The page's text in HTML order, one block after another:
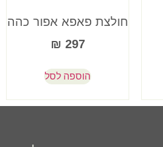
חולצת פאפא אפור כהה
297
₪
הוספה לסל